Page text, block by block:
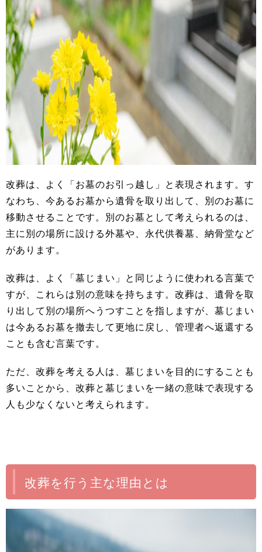
改葬は、よく「お墓のお引っ越し」と表現されます。す
なわち、今あるお墓から遺骨を取り出して、別のお墓に
移動させることです。別のお墓として考えられるのは、
主に別の場所に設ける外墓や、永代供養墓、納骨堂など
があります。
改葬は、よく「墓じまい」と同じように使われる言葉で
すが、これらは別の意味を持ちます。改葬は、遺骨を取
り出して別の場所へうつすことを指しますが、墓じまい
は今あるお墓を撤去して更地に戻し、管理者へ返還する
ことも含む言葉です。
ただ、改葬を考える人は、墓じまいを目的にすることも
多いことから、改葬と墓じまいを一緒の意味で表現する
人も少なくないと考えられます。
改葬を行う主な理由とは